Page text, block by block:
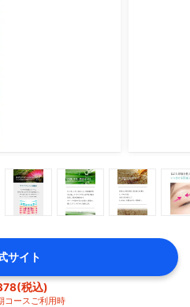
サイト
税込)
コースご利用時